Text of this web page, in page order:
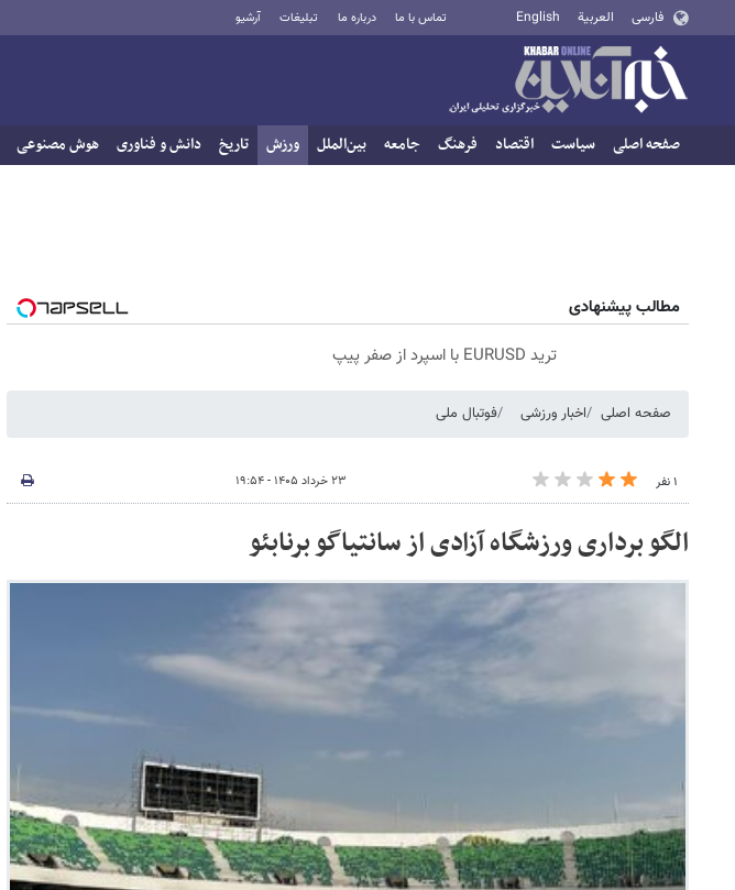
فارسی العربية English تماس با ما درباره ما تبلیغات آرشیو
صفحه اصلی سیاست اقتصاد فرهنگ جامعه بین‌الملل ورزش تاریخ دانش و فناوری هوش مصنوعی
مطالب پیشنهادی
ترید EURUSD با اسپرد از صفر پیپ
صفحه اصلی اخبار ورزشی فوتبال ملی
۱ نفر ۲۳ خرداد ۱۴۰۵ - ۱۹:۵۴
الگو برداری ورزشگاه آزادی از سانتیاگو برنابئو